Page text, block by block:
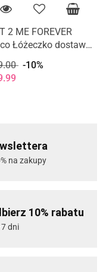
2 ME FOREVER
Łóżeczko dostawne
-10%
na zakupy
10% rabatu
dni